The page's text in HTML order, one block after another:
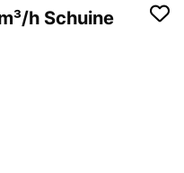
h Schuine